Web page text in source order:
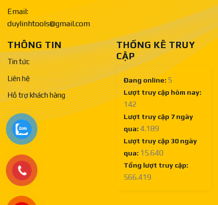
Email:
duylinhtools@gmail.com
THÔNG TIN
Tin tức
Liên hệ
Hỗ trợ khách hàng
THỐNG KÊ TRUY
CẬP
Đang online: 5
Lượt truy cập hôm nay:
142
Lượt truy cập 7 ngày
qua: 4.189
Lượt truy cập 30 ngày
qua: 15.640
Tổng lượt truy cập:
566.419